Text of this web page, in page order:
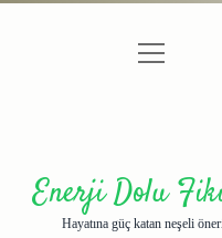
menüyü
Enerji Dolu
Hayatına güç katan neşeli